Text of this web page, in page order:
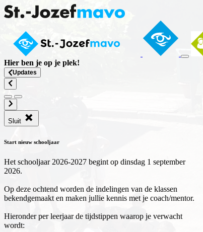
Hier ben je op je plek!
Updates
Sluit
Start nieuw schooljaar
Het schooljaar 2026-2027 begint op dinsdag 1 september
2026.
Op deze ochtend worden de indelingen van de klassen
bekendgemaakt en maken jullie kennis met je coach/mentor.
Hieronder per leerjaar de tijdstippen waarop je verwacht
wordt: